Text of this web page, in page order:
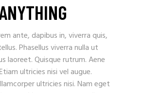
ante, dapibus in, viverra quis,
Phasellus viverra nulla ut
laoreet. Quisque rutrum. Aene
ultricies nisi vel augue.
ultricies nisi. Nam eget